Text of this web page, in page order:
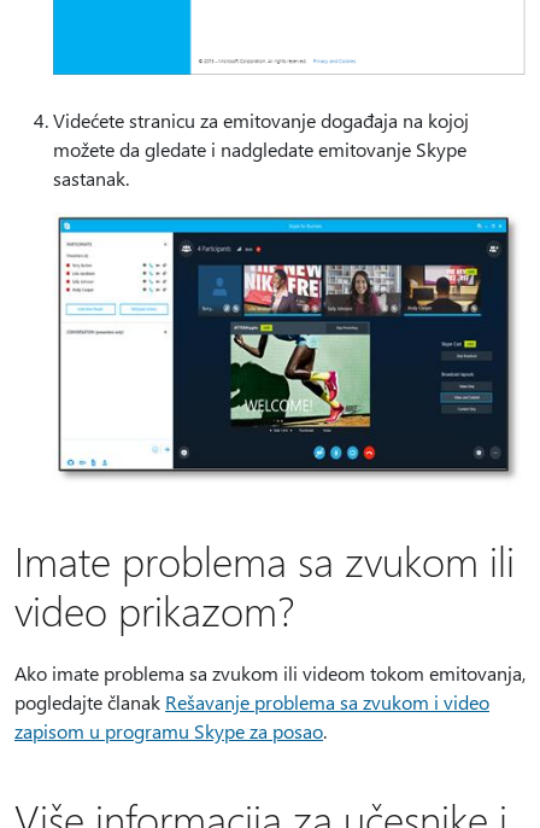
Videćete stranicu za emitovanje događaja na kojoj
možete da gledate i nadgledate emitovanje Skype
sastanak.
Imate problema sa zvukom ili
video prikazom?
Ako imate problema sa zvukom ili videom tokom emitovanja,
pogledajte članak Rešavanje problema sa zvukom i video
zapisom u programu Skype za posao.